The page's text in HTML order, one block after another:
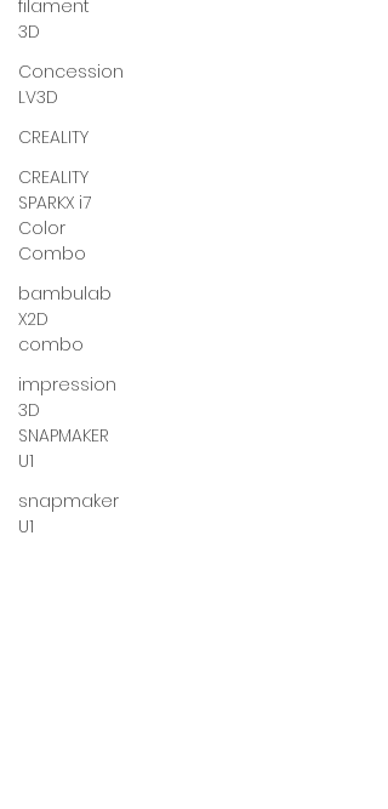
filament
3D
Concession
LV3D
CREALITY
CREALITY
SPARKX i7
Color
Combo
bambulab
X2D
combo
impression
3D
SNAPMAKER
U1
snapmaker
U1